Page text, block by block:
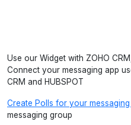
Use our Widget with ZOHO CRM,
Connect your messaging app
CRM and HUBSPOT
Create Polls for your messaging
messaging group